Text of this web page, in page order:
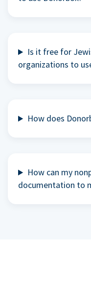
Is it free for
organizations to
How does
How can my
documentation to